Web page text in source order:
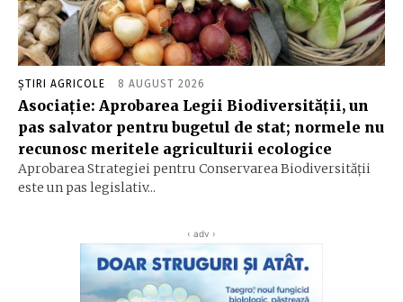
ȘTIRI AGRICOLE 8 AUGUST 2026
Asociație: Aprobarea Legii Biodiversității, un
pas salvator pentru bugetul de stat; normele nu
recunosc meritele agriculturii ecologice
Aprobarea Strategiei pentru Conservarea Biodiversității
este un pas legislativ...
‹ adv ›